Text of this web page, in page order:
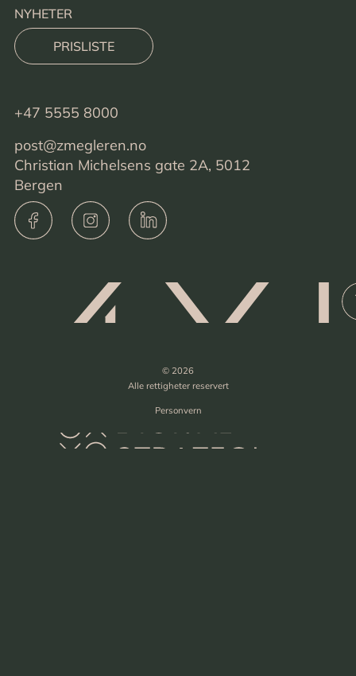
NYHETER
PRISLISTE
+47 5555 8000
post@zmegleren.no
Christian Michelsens gate 2A, 5012
Bergen
© 2026
Alle rettigheter reservert
Personvern